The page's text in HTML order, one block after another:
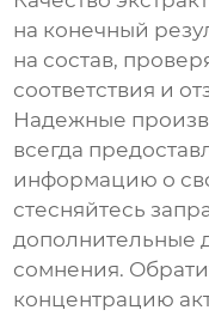
на конечный
на состав,
соответствия и
Надежные
всегда
информацию о
стесняйтесь
дополнительные
сомнения.
концентрацию